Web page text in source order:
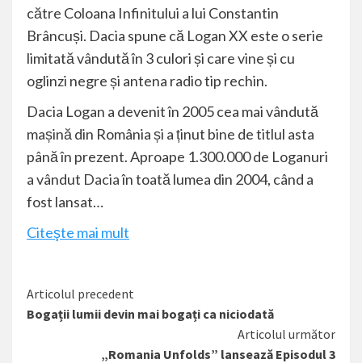
către Coloana Infinitului a lui Constantin
Brâncuși. Dacia spune că Logan XX este o serie
limitată vândută în 3 culori și care vine și cu
oglinzi negre și antena radio tip rechin.
Dacia Logan a devenit în 2005 cea mai vândută
mașină din România și a ținut bine de titlul asta
până în prezent. Aproape 1.300.000 de Loganuri
a vândut Daciaîn toată lumea din 2004, când a
fost lansat…
Citeşte mai mult
Citește
mai
Articolul precedent
Bogații lumii devin mai bogați ca niciodată
Articolul următor
„Romania Unfolds” lansează Episodul 3